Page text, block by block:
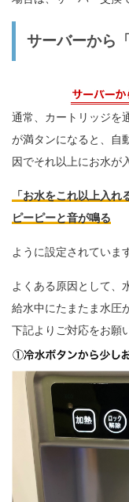
サーバーから
通常、カートリッジを
が満タンになると、自
因でそれ以上にお水が
「お水をこれ以上入れ
ピーピーと音が鳴る
ように設定されていま
よくある原因として、
給水中にたまたま水圧
下記よりご対応をお願